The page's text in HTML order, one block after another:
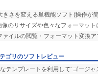
きさを変える単機能ソフト(操作が
像のリサイズや色々なフォーマッ
ァイルの閲覧・フォーマット変換
ゴリのソフトレビュー
テンプレートを利用して“ゴージ